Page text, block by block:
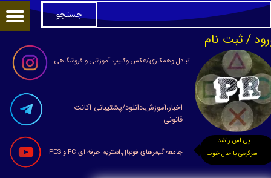
جامعه گیمرهای فوتبال،استریم حرفه ای FC و PES
تبادل وهمکاری/عکس وکلیپ آموزشی و فروشگاهی
اخبار،آموزش،دانلود/پشتیبانی اکانت
قانونی
/ثبت نام
حساب کاربری من
تغییر گذر واژه
سفارشات
خروج از حساب کاربری
جستجو
پی اس راشد
سرگرمی با حال خوب